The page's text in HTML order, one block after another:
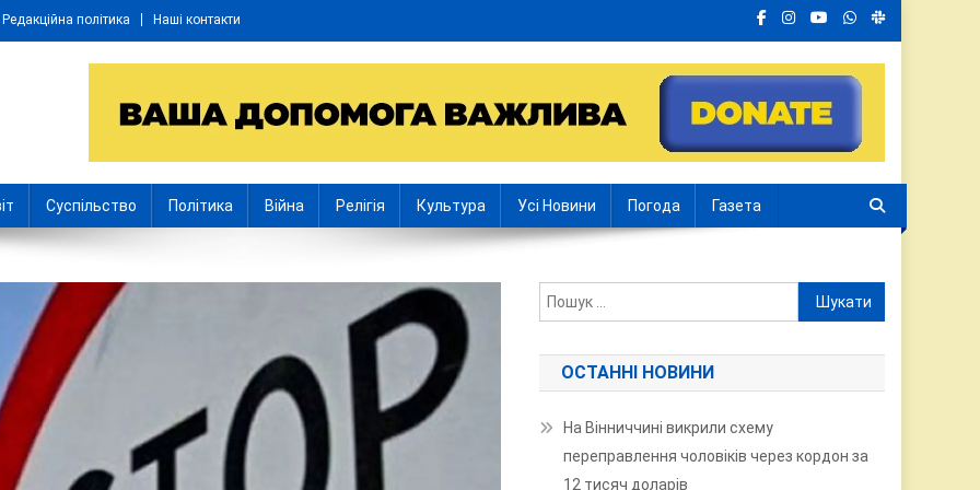
Редакційна політика Наші контакти
Суспільство Політика Війна Релігія Культура Усі Новини Погода Газета
Пошук:
ОСТАННІ НОВИНИ
На Вінниччині викрили схему
переправлення чоловіків через кордон за
12 тисяч доларів